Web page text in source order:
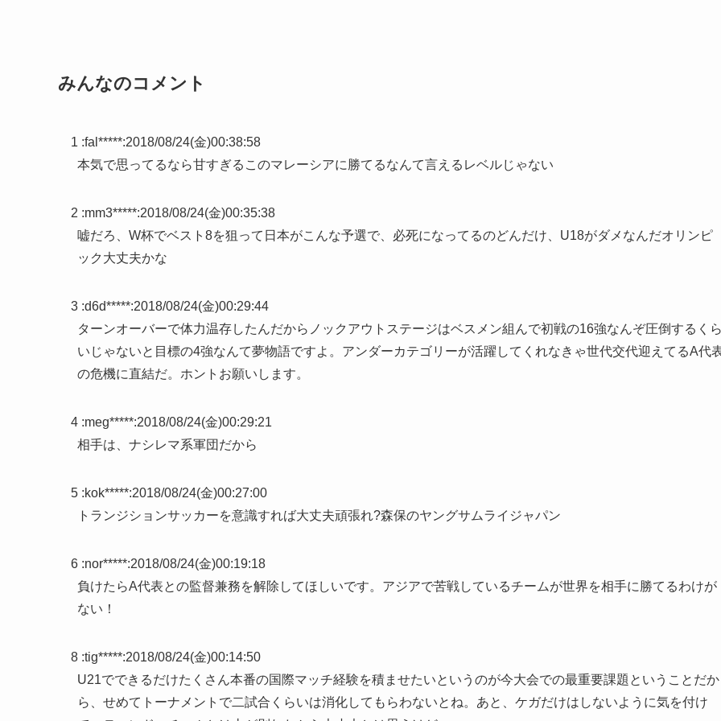
みんなのコメント
1 :fal*****:2018/08/24(金)00:38:58
本気で思ってるなら甘すぎるこのマレーシアに勝てるなんて言えるレベルじゃない
2 :mm3*****:2018/08/24(金)00:35:38
嘘だろ、W杯でベスト8を狙って日本がこんな予選で、必死になってるのどんだけ、U18がダメなんだオリンピ
ック大丈夫かな
3 :d6d*****:2018/08/24(金)00:29:44
ターンオーバーで体力温存したんだからノックアウトステージはベスメン組んで初戦の16強なんぞ圧倒するく
いじゃないと目標の4強なんて夢物語ですよ。アンダーカテゴリーが活躍してくれなきゃ世代交代迎えてるA代
の危機に直結だ。ホントお願いします。
4 :meg*****:2018/08/24(金)00:29:21
相手は、ナシレマ系軍団だから
5 :kok*****:2018/08/24(金)00:27:00
トランジションサッカーを意識すれば大丈夫頑張れ?森保のヤングサムライジャパン
6 :nor*****:2018/08/24(金)00:19:18
負けたらA代表との監督兼務を解除してほしいです。アジアで苦戦しているチームが世界を相手に勝てるわけが
ない！
8 :tig*****:2018/08/24(金)00:14:50
U21でできるだけたくさん本番の国際マッチ経験を積ませたいというのが今大会での最重要課題ということだか
ら、せめてトーナメントで二試合くらいは消化してもらわないとね。あと、ケガだけはしないように気を付け